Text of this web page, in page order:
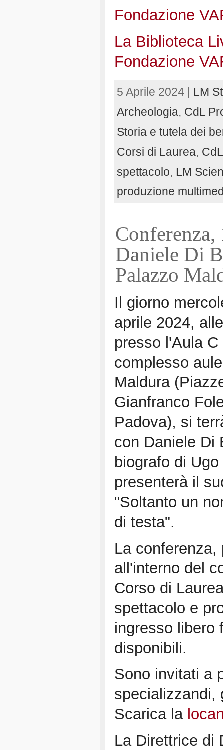
Fondazione
La Biblioteca
Fondazione
5 Aprile 2024 | LM
Archeologia, CdL
Storia e tutela dei
Corsi di Laurea,
spettacolo, LM
produzione
Daniele Di
Palazzo
Il giorno
aprile 2024,
presso l'Aula C
complesso
Maldura
Gianfranco
Padova), si
con Daniele Di
biografo di
presenterà il
"Soltanto un
di testa".
La conferenza,
all'interno del
Corso di
spettacolo e
ingresso libero
disponibili.
Sono invitati a
specializzandi,
Scarica la
La Direttrice di